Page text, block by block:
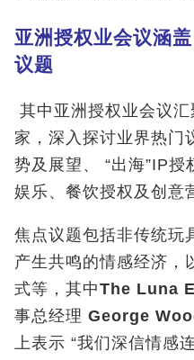
亚洲授权业会议涵盖
议题
其中亚洲授权业会议
家，深入探讨业界热门
势及展望、 “出海”IP
娱乐、餐饮授权及创意
焦点议题包括非传统玩
产生共鸣的情感经济，
式等，其中The Luna
事总经理 George
上表示 “我们深信情感